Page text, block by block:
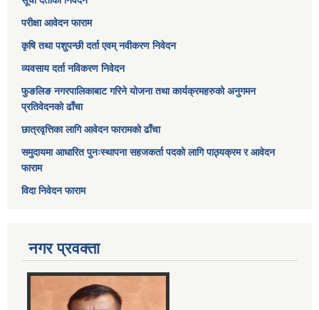
परीक्षा आवेदन फाराम
कृषि तथा पशुपन्छी दर्ता एवम् नवीकरण निवेदन
व्यवसाय दर्ता नविकरण निवेदन
फुङलिङ नगरपालिकाबाट गरिने योजना तथा कार्यक्रमहरुको अनुगमन
प्रतिवेदनको ढाँचा
छात्रवृत्तिका लागि आवेदन फारामको ढाँचा
समुदायमा आधारित पुनःस्थापना सहजकर्ता पदको लागि पाठ्यक्रम र आवेदन
फाराम
विदा निवेदन फाराम
नगर प्रवक्ता